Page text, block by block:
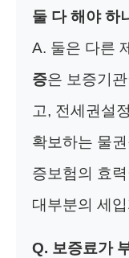
둘 다 해야 하
A. 둘은 다른
증은 보증기관
고, 전세권설
확보하는 물
증보험의 효
대부분의 세
Q. 보증료가